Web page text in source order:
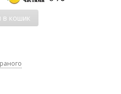
в кошик